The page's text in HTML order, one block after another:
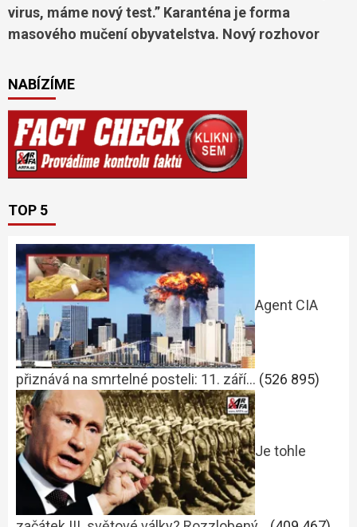
virus, máme nový test.” Karanténa je forma
masového mučení obyvatelstva. Nový rozhovor
NABÍZÍME
TOP 5
Agent CIA
přiznává na smrtelné posteli: 11. září… (526 895)
Je tohle